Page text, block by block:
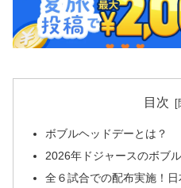
目次
ボブルヘッドデーとは？
2026年ドジャースのボブ
全６試合での配布実施！